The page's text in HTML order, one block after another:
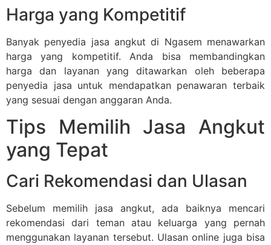
Harga yang Kompetitif
Banyak penyedia jasa angkut di Ngasem menawarkan
harga yang kompetitif. Anda bisa membandingkan
harga dan layanan yang ditawarkan oleh beberapa
penyedia jasa untuk mendapatkan penawaran terbaik
yang sesuai dengan anggaran Anda.
Tips Memilih Jasa Angkut
yang Tepat
Cari Rekomendasi dan Ulasan
Sebelum memilih jasa angkut, ada baiknya mencari
rekomendasi dari teman atau keluarga yang pernah
menggunakan layanan tersebut. Ulasan online juga bisa